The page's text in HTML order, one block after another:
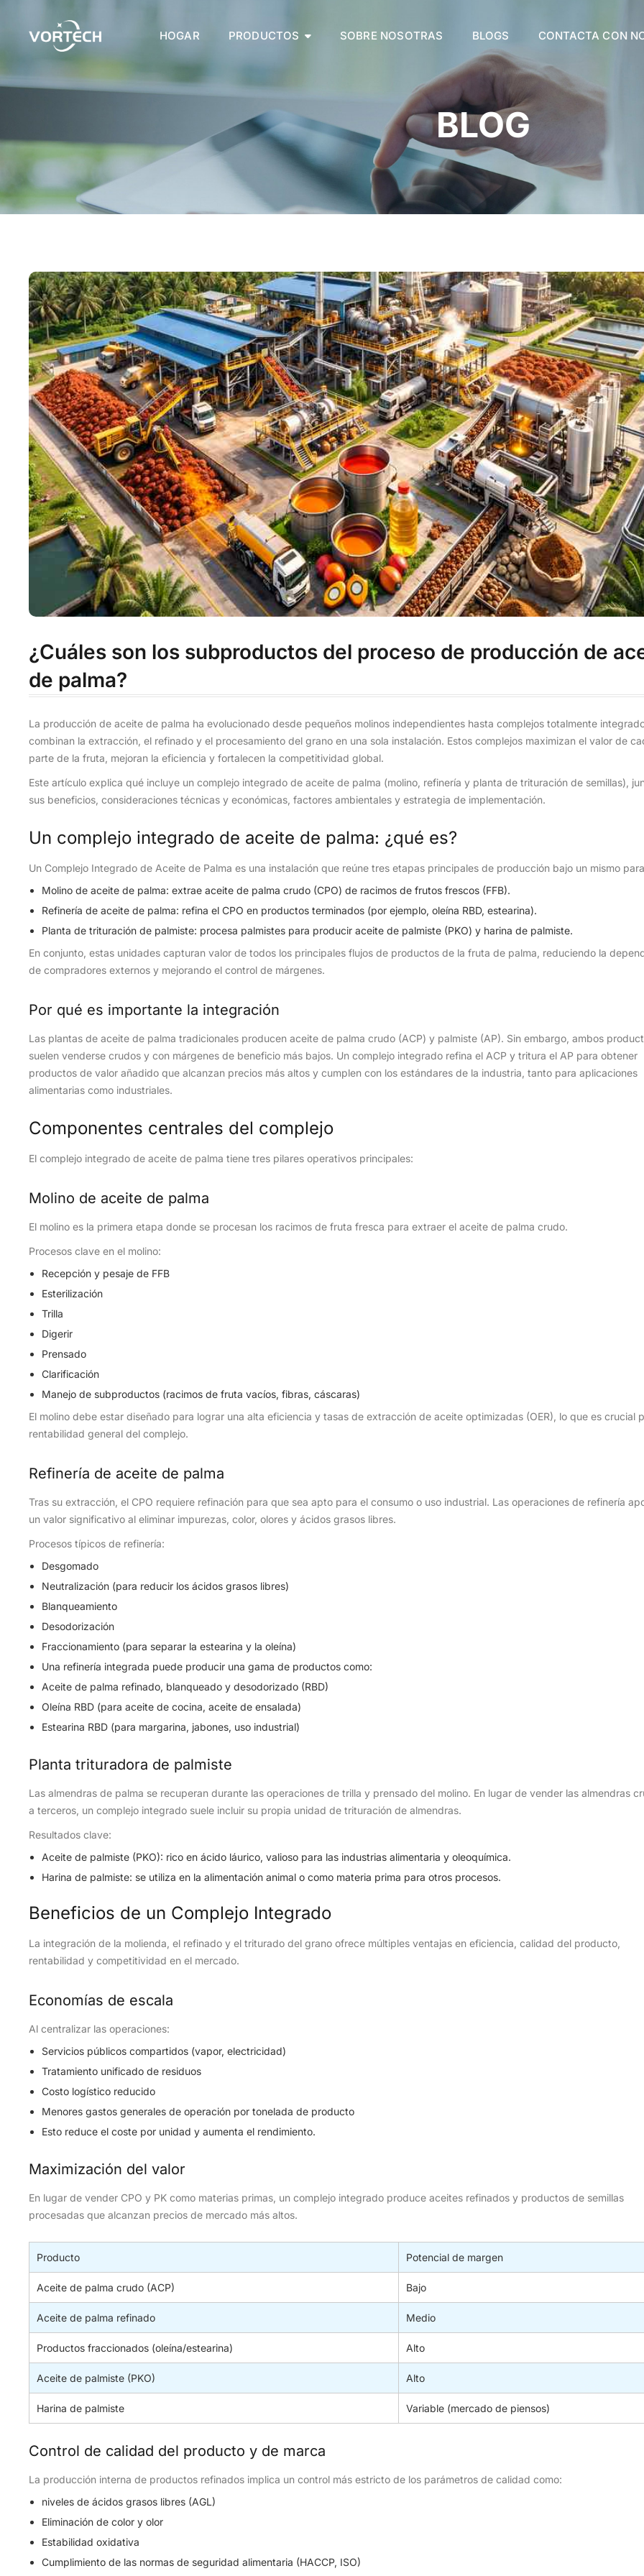
contenido
HOGAR PRODUCTOS SOBRE NOSOTRAS BLOGS CONTACTA CON
BLOG
¿Cuáles son los subproductos del proceso de producción de
de palma?
La producción de aceite de palma ha evolucionado desde pequeños molinos independientes hasta complejos totalmente
combinan la extracción, el refinado y el procesamiento del grano en una sola instalación. Estos complejos maximizan el valor de
parte de la fruta, mejoran la eficiencia y fortalecen la competitividad global.
Este artículo explica qué incluye un complejo integrado de aceite de palma (molino, refinería y planta de trituración de semillas),
sus beneficios, consideraciones técnicas y económicas, factores ambientales y estrategia de implementación.
Un complejo integrado de aceite de palma: ¿qué es?
Un Complejo Integrado de Aceite de Palma es una instalación que reúne tres etapas principales de producción bajo un mismo
Molino de aceite de palma: extrae aceite de palma crudo (CPO) de racimos de frutos frescos (FFB).
Refinería de aceite de palma: refina el CPO en productos terminados (por ejemplo, oleína RBD, estearina).
Planta de trituración de palmiste: procesa palmistes para producir aceite de palmiste (PKO) y harina de palmiste.
En conjunto, estas unidades capturan valor de todos los principales flujos de productos de la fruta de palma, reduciendo la
de compradores externos y mejorando el control de márgenes.
Por qué es importante la integración
Las plantas de aceite de palma tradicionales producen aceite de palma crudo (ACP) y palmiste (AP). Sin embargo, ambos
suelen venderse crudos y con márgenes de beneficio más bajos. Un complejo integrado refina el ACP y tritura el AP para obtener
productos de valor añadido que alcanzan precios más altos y cumplen con los estándares de la industria, tanto para aplicaciones
alimentarias como industriales.
Componentes centrales del complejo
El complejo integrado de aceite de palma tiene tres pilares operativos principales:
Molino de aceite de palma
El molino es la primera etapa donde se procesan los racimos de fruta fresca para extraer el aceite de palma crudo.
Procesos clave en el molino:
Recepción y pesaje de FFB
Esterilización
Trilla
Digerir
Prensado
Clarificación
Manejo de subproductos (racimos de fruta vacíos, fibras, cáscaras)
El molino debe estar diseñado para lograr una alta eficiencia y tasas de extracción de aceite optimizadas (OER), lo que es crucial
rentabilidad general del complejo.
Refinería de aceite de palma
Tras su extracción, el CPO requiere refinación para que sea apto para el consumo o uso industrial. Las operaciones de refinería
un valor significativo al eliminar impurezas, color, olores y ácidos grasos libres.
Procesos típicos de refinería:
Desgomado
Neutralización (para reducir los ácidos grasos libres)
Blanqueamiento
Desodorización
Fraccionamiento (para separar la estearina y la oleína)
Una refinería integrada puede producir una gama de productos como:
Aceite de palma refinado, blanqueado y desodorizado (RBD)
Oleína RBD (para aceite de cocina, aceite de ensalada)
Estearina RBD (para margarina, jabones, uso industrial)
Planta trituradora de palmiste
Las almendras de palma se recuperan durante las operaciones de trilla y prensado del molino. En lugar de vender las almendras
a terceros, un complejo integrado suele incluir su propia unidad de trituración de almendras.
Resultados clave:
Aceite de palmiste (PKO): rico en ácido láurico, valioso para las industrias alimentaria y oleoquímica.
Harina de palmiste: se utiliza en la alimentación animal o como materia prima para otros procesos.
Beneficios de un Complejo Integrado
La integración de la molienda, el refinado y el triturado del grano ofrece múltiples ventajas en eficiencia, calidad del producto,
rentabilidad y competitividad en el mercado.
Economías de escala
Al centralizar las operaciones:
Servicios públicos compartidos (vapor, electricidad)
Tratamiento unificado de residuos
Costo logístico reducido
Menores gastos generales de operación por tonelada de producto
Esto reduce el coste por unidad y aumenta el rendimiento.
Maximización del valor
En lugar de vender CPO y PK como materias primas, un complejo integrado produce aceites refinados y productos de semillas
procesadas que alcanzan precios de mercado más altos.
Producto Potencial de margen
Aceite de palma crudo (ACP) Bajo
Aceite de palma refinado Medio
Productos fraccionados (oleína/estearina) Alto
Aceite de palmiste (PKO) Alto
Harina de palmiste Variable (mercado de piensos)
Control de calidad del producto y de marca
La producción interna de productos refinados implica un control más estricto de los parámetros de calidad como:
niveles de ácidos grasos libres (AGL)
Eliminación de color y olor
Estabilidad oxidativa
Cumplimiento de las normas de seguridad alimentaria (HACCP, ISO)